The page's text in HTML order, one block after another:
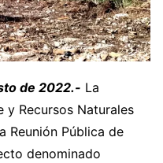
de 2022.- La
y Recursos Naturales
Reunión Pública de
denominado